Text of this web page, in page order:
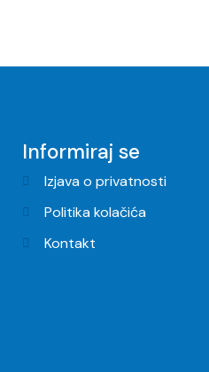
Informiraj se
Izjava o privatnosti
Politika kolačića
Kontakt